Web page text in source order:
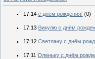
17:14 с днём рождения! (0)
17:13 Викулю с днём
17:12 Светлану с днём
17:11 Оленьку с днём